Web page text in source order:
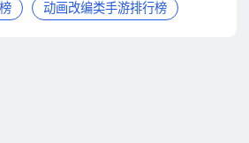
动画改编类手游排行榜